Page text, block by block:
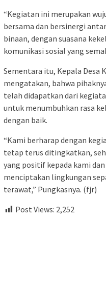
“Kegiatan ini merupakan
bersama dan bersinergi
binaan, dengan suasana
komunikasi sosial yang
Sementara itu, Kepala Desa
mengatakan, bahwa
telah didapatkan dari
untuk menumbuhkan rasa
dengan baik.
“Kami berharap dengan
tetap terus ditingkatkan,
yang positif kepada kami
menciptakan lingkungan
terawat,” Pungkasnya. (fjr)
Post Views: 2,252